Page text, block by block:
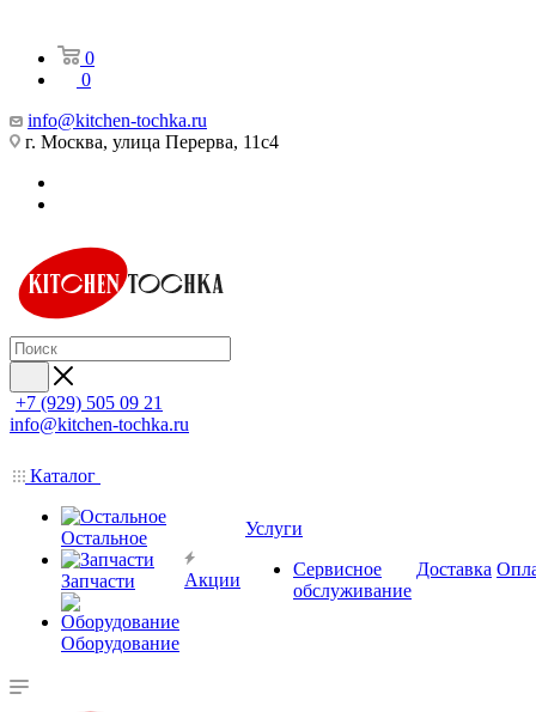
0
0
info@kitchen-tochka.ru
г. Москва, улица Перерва, 11с4
+7 (929) 505 09 21
info@kitchen-tochka.ru
Каталог
Остальное
Запчасти
Оборудование
Акции
Услуги
Сервисное
обслуживание
Доставка